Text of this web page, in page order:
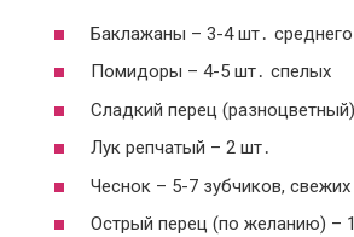
Баклажаны – 3-4 шт․
Помидоры – 4-5 шт․ спелых
Сладкий перец
Лук репчатый – 2 шт․
Чеснок – 5-7 зубчиков, свежих
Острый перец (по желанию) –